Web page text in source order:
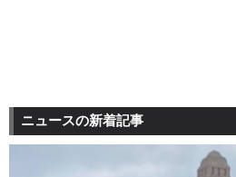
ニュースの新着記事